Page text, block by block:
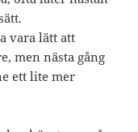
vara lätt att
men nästa gång
ett lite mer